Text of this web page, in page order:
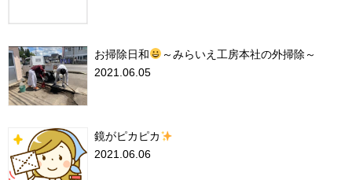
お掃除日和
～みらいえ工房本社の外掃除～
2021.06.05
鏡がピカピカ
2021.06.06